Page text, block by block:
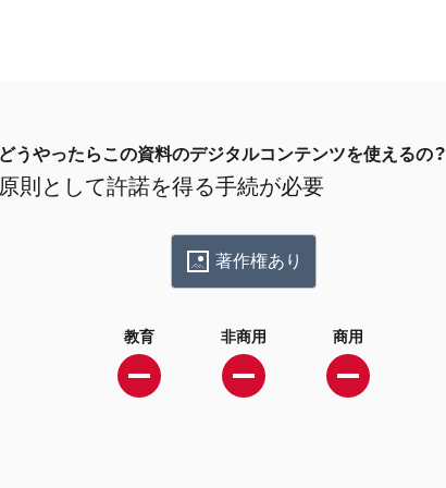
どうやったらこの資料のデジタルコンテンツを使えるの？
原則として許諾を得る手続が必要
著作権あり
教育 非商用 商用